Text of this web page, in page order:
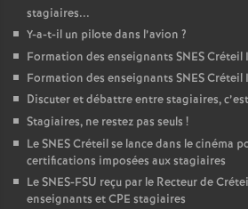
stagiaires...
Y-a-t-il un pilote dans l’avion ?
Formation des enseignants SNESCréteil
Formation des enseignants SNESCréteil
Discuter et débattre entre stagiaires,
Stagiaires, ne restez pas seuls !
LeSNESCréteil se lance dans le cinéma
certifications imposées aux stagiaires
LeSNES-FSU reçu par le Recteur de
enseignants etCPE stagiaires